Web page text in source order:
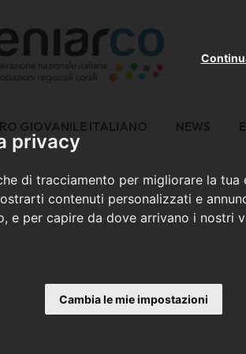
privacy
di tracciamento per migliorare la tua
contenuti personalizzati e
e per capire da dove arrivano i nostri
Cambia le mie impostazioni
GIOVANILE ITALIANO NEWS